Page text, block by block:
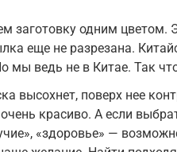
заготовку одним цветом.
еще не разрезана.
мы ведь не в Китае. Так
высохнет, поверх нее
красиво. А если
«здоровье» —